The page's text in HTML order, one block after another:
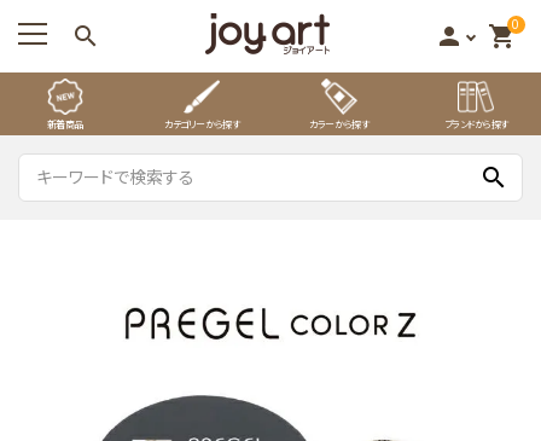
search person 0
shopping_cart
新着商品 カテゴリーから探す カラーから探す ブランドから探す
search